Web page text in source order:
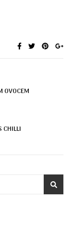
OVOCEM
CHILLI